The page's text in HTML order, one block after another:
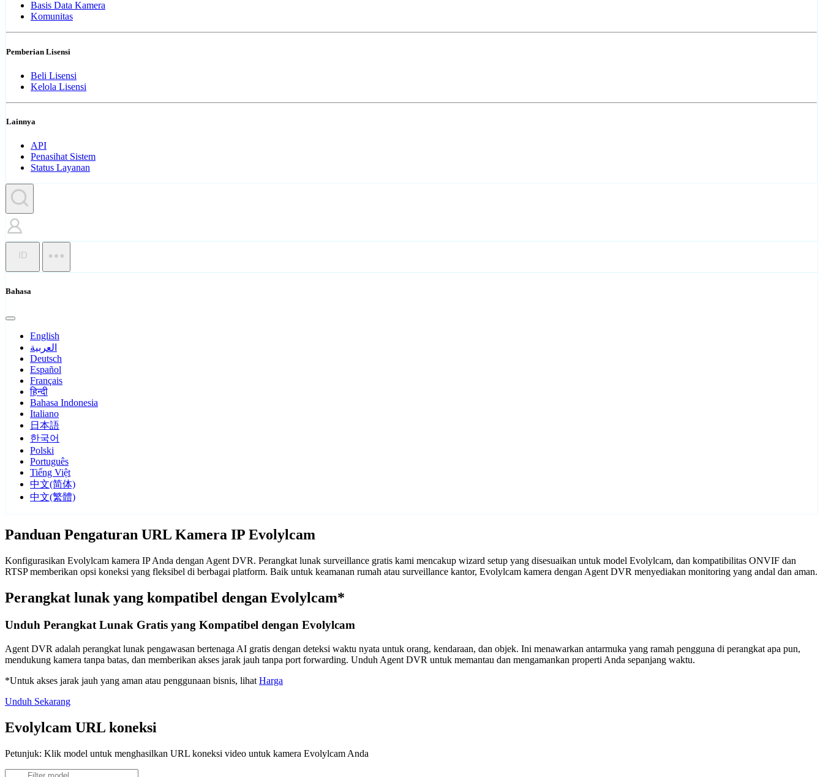
Basis Data Kamera
Komunitas
Pemberian Lisensi
Beli Lisensi
Kelola Lisensi
Lainnya
API
Penasihat Sistem
Status Layanan
ID
Bahasa
English
العربية
Deutsch
Español
Français
हिन्दी
Bahasa Indonesia
Italiano
日本語
한국어
Polski
Português
Tiếng Việt
中文(简体)
中文(繁體)
Panduan Pengaturan URL Kamera IP Evolylcam
Konfigurasikan Evolylcam kamera IP Anda dengan Agent DVR. Perangkat lunak surveillance gratis kami mencakup wizard setup yang disesuaikan untuk model Evolylcam, dan kompatibilitas ONVIF dan
RTSP memberikan opsi koneksi yang fleksibel di berbagai platform. Baik untuk keamanan rumah atau surveillance kantor, Evolylcam kamera dengan Agent DVR menyediakan monitoring yang andal dan aman.
Perangkat lunak yang kompatibel dengan Evolylcam*
Unduh Perangkat Lunak Gratis yang Kompatibel dengan Evolylcam
Agent DVR adalah perangkat lunak pengawasan bertenaga AI gratis dengan deteksi waktu nyata untuk orang, kendaraan, dan objek. Ini menawarkan antarmuka yang ramah pengguna di perangkat apa pun,
mendukung kamera tanpa batas, dan memberikan akses jarak jauh tanpa port forwarding. Unduh Agent DVR untuk memantau dan mengamankan properti Anda sepanjang waktu.
*Untuk akses jarak jauh yang aman atau penggunaan bisnis, lihat Harga
Unduh Sekarang
Evolylcam URL koneksi
Petunjuk: Klik model untuk menghasilkan URL koneksi video untuk kamera Evolylcam Anda